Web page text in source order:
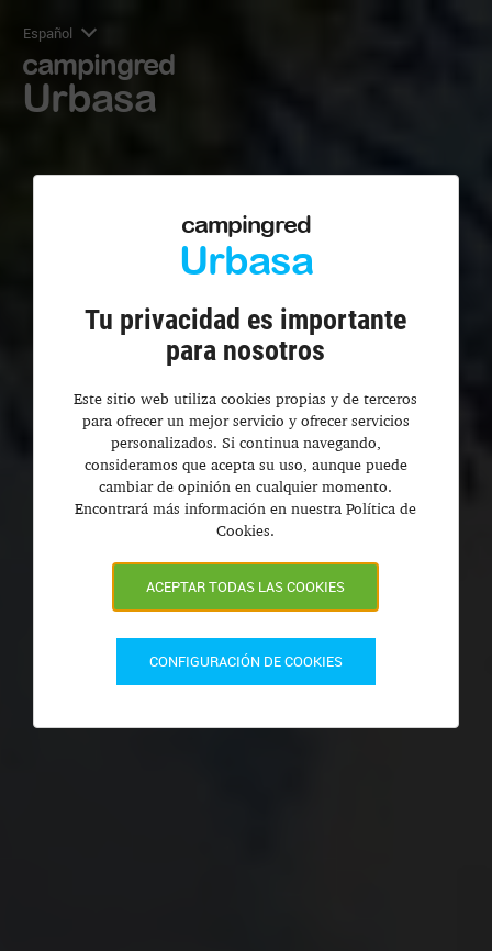
Español
campingred
Urbasa
campingred
Urbasa
Tu privacidad es importante
para nosotros
Este sitio web utiliza cookies propias y de terceros
para ofrecer un mejor servicio y ofrecer servicios
personalizados. Si continua navegando,
consideramos que acepta su uso, aunque puede
cambiar de opinión en cualquier momento.
Encontrará más información en nuestra Política de
Cookies.
ACEPTAR TODAS LAS COOKIES
CONFIGURACIÓN DE COOKIES